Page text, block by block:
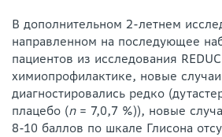
В дополнительном 2-летнем
направленном на последующее
пациентов из исследования
химиопрофилактике, новые
диагностировались редко
плацебо (n= 7,0,7 %)), новые
8-10 баллов по шкале Глисона